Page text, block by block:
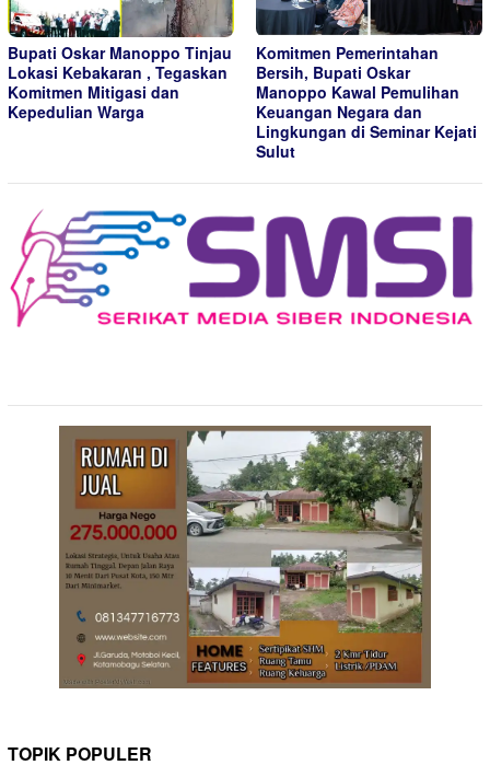
Bupati Oskar Manoppo Tinjau
Lokasi Kebakaran , Tegaskan
Komitmen Mitigasi dan
Kepedulian Warga
Komitmen Pemerintahan
Bersih, Bupati Oskar
Manoppo Kawal Pemulihan
Keuangan Negara dan
Lingkungan di Seminar Kejati
Sulut
TOPIK POPULER